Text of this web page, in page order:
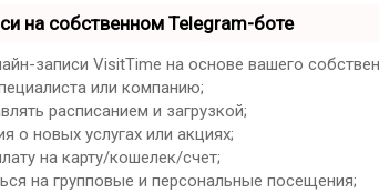
на собственном Telegram-боте
записи VisitTime на основе вашего
или компанию;
расписанием и загрузкой;
о новых услугах или акциях;
на карту/кошелек/счет;
на групповые и персональные посещения;